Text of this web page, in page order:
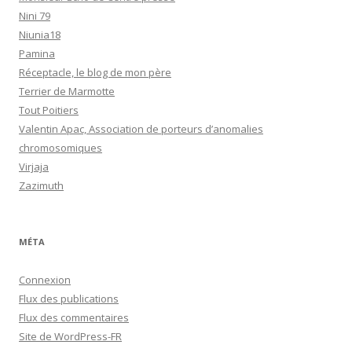
Nini 79
Niunia18
Pamina
Réceptacle, le blog de mon père
Terrier de Marmotte
Tout Poitiers
Valentin Apac, Association de porteurs d’anomalies
chromosomiques
Virjaja
Zazimuth
MÉTA
Connexion
Flux des publications
Flux des commentaires
Site de WordPress-FR